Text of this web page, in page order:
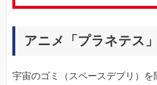
アニメ「プラネテス
宇宙のゴミ（スペースデブリ）を